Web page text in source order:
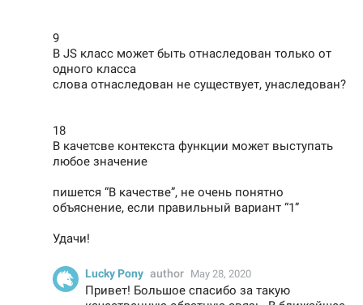
9
В JS класс может быть отнаследован только от
одного класса
слова отнаследован не существует, унаследован?
18
В качетсве контекста функции может выступать
любое значение
пишется “В качестве”, не очень понятно
объяснение, если правильный вариант “1”
Удачи!
Lucky Pony author May 28, 2020
Привет! Большое спасибо за такую